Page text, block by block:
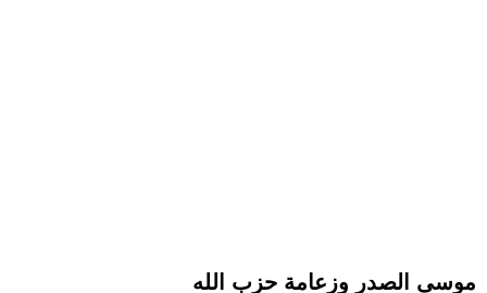
موسى الصدر وزعامة حزب الله